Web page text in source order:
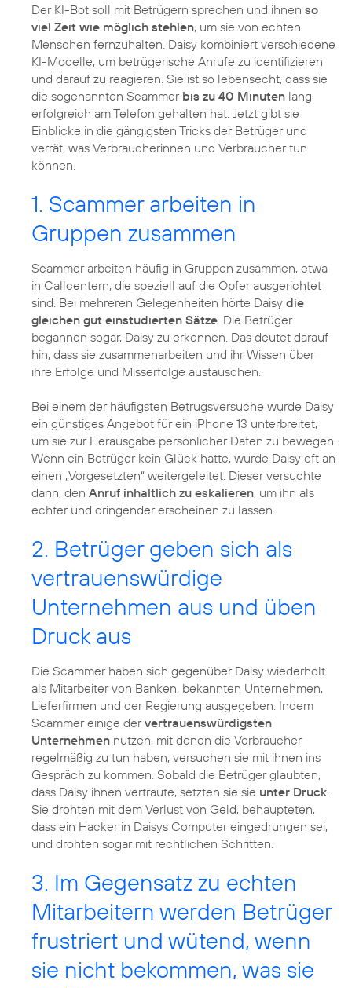
Der KI-Bot soll mit Betrügern sprechen und ihnen so
viel Zeit wie möglich stehlen, um sie von echten
Menschen fernzuhalten. Daisy kombiniert verschiedene
KI-Modelle, um betrügerische Anrufe zu identifizieren
und darauf zu reagieren. Sie ist so lebensecht, dass sie
die sogenannten Scammer bis zu 40 Minuten lang
erfolgreich am Telefon gehalten hat. Jetzt gibt sie
Einblicke in die gängigsten Tricks der Betrüger und
verrät, was Verbraucherinnen und Verbraucher tun
können.
1. Scammer arbeiten in
Gruppen zusammen
Scammer arbeiten häufig in Gruppen zusammen, etwa
in Callcentern, die speziell auf die Opfer ausgerichtet
sind. Bei mehreren Gelegenheiten hörte Daisy die
gleichen gut einstudierten Sätze . Die Betrüger
begannen sogar, Daisy zu erkennen. Das deutet darauf
hin, dass sie zusammenarbeiten und ihr Wissen über
ihre Erfolge und Misserfolge austauschen.
Bei einem der häufigsten Betrugsversuche wurde Daisy
ein günstiges Angebot für ein iPhone 13 unterbreitet,
um sie zur Herausgabe persönlicher Daten zu bewegen.
Wenn ein Betrüger kein Glück hatte, wurde Daisy oft an
einen „Vorgesetzten“ weitergeleitet. Dieser versuchte
dann, den Anruf inhaltlich zu eskalieren, um ihn als
echter und dringender erscheinen zu lassen.
2. Betrüger geben sich als
vertrauenswürdige
Unternehmen aus und üben
Druck aus
Die Scammer haben sich gegenüber Daisy wiederholt
als Mitarbeiter von Banken, bekannten Unternehmen,
Lieferfirmen und der Regierung ausgegeben. Indem
Scammer einige dervertrauenswürdigsten
Unternehmen nutzen, mit denen die Verbraucher
regelmäßig zu tun haben, versuchen sie mit ihnen ins
Gespräch zu kommen. Sobald die Betrüger glaubten,
dass Daisy ihnen vertraute, setzten sie sie unter Druck
Sie drohten mit dem Verlust von Geld, behaupteten,
dass ein Hacker in Daisys Computer eingedrungen sei,
und drohten sogar mit rechtlichen Schritten.
3. Im Gegensatz zu echten
Mitarbeitern werden Betrüger
frustriert und wütend, wenn
sie nicht bekommen, was sie